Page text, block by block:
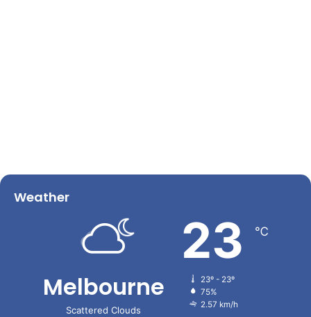
Weather
Melbourne
Scattered Clouds
23 ℃
23º - 23º
75%
2.57 km/h